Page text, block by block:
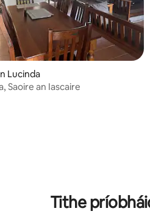
13 léirmheas
Lucinda
Saoire an Iascaire
Tithe